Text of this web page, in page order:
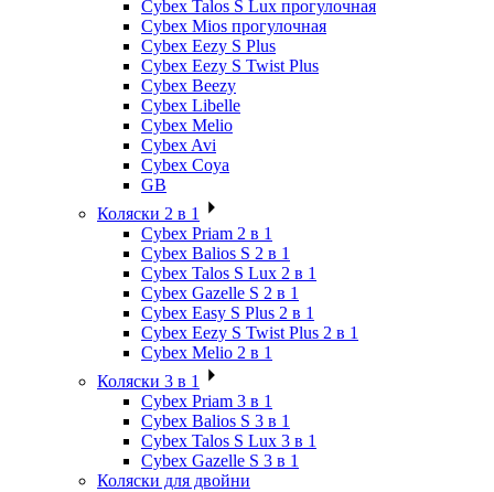
Cybex Talos S Lux прогулочная
Cybex Mios прогулочная
Cybex Eezy S Plus
Cybex Eezy S Twist Plus
Cybex Beezy
Cybex Libelle
Cybex Melio
Cybex Avi
Cybex Coya
GB
Коляски 2 в 1
Cybex Priam 2 в 1
Cybex Balios S 2 в 1
Cybex Talos S Lux 2 в 1
Cybex Gazelle S 2 в 1
Cybex Easy S Plus 2 в 1
Cybex Eezy S Twist Plus 2 в 1
Cybex Melio 2 в 1
Коляски 3 в 1
Cybex Priam 3 в 1
Cybex Balios S 3 в 1
Cybex Talos S Lux 3 в 1
Cybex Gazelle S 3 в 1
Коляски для двойни